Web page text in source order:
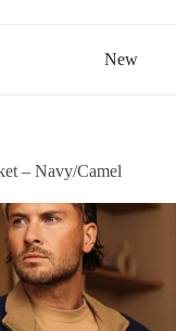
New
– Navy/Camel